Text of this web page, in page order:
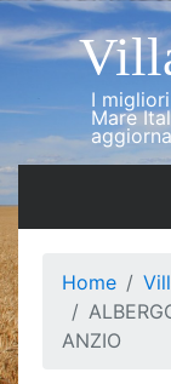
I migliori
Mare
Home
ANZIO